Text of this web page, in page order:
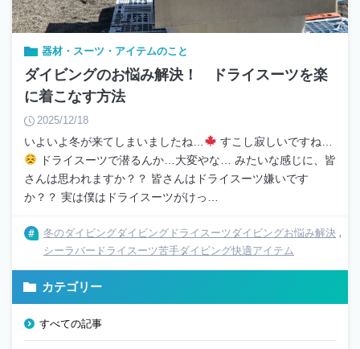
器材・スーツ・アイテムのこと
ダイビングのお悩み解決！ ドライスーツを楽
に着こなす方法
2025/12/18
いよいよ冬が来てしまいましたね…
すこし寂しいですね…
ドライスーツで潜るんか…大変やな… みたいな感じに、皆
さんは思われますか？？ 皆さんはドライスーツ嫌いです
か？？ 実は僕はドライスーツがけっ…
冬のダイビングダイビングドライスーツ ダイビングお悩み解決
シーラバー ドライスーツ苦手ダイビング快適アイテム
カテゴリー
すべての記事